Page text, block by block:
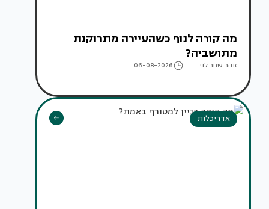
מה קורה לנוף כשהעיירה מתרוקנת
מתושביה?
זוהר שחר לוי 06-08-2026
אדריכלות